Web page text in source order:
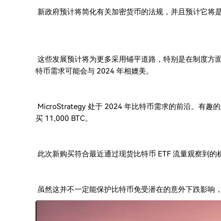
新政府预计将简化有关加密货币的法规，并且预计它将
这些发展预计将为更多采用铺平道路，特别是在制度
特币需求可能会与 2024 年相媲美。
MicroStrategy 处于 2024 年比特币需求的前沿。有趣
买 11,000 BTC。
此次新购买符合最近通过现货比特币 ETF 流量观察到的
虽然这并不一定能保护比特币免受潜在的意外下跌影响